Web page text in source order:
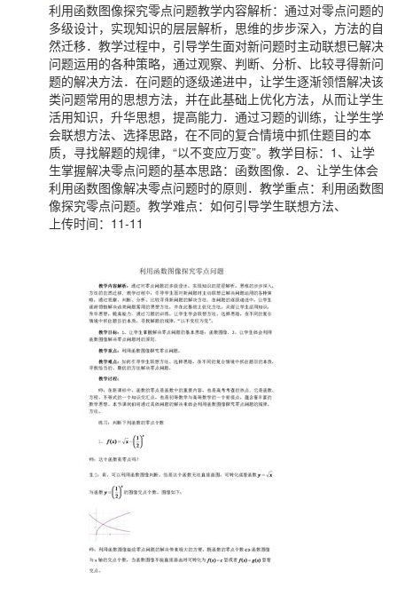
利用函数图像探究零点问题教学内容解析：通过对零点问题的
多级设计，实现知识的层层解析，思维的步步深入，方法的自
然迁移．教学过程中，引导学生面对新问题时主动联想已解决
问题运用的各种策略，通过观察、判断、分析、比较寻得新问
题的解决方法．在问题的逐级递进中，让学生逐渐领悟解决该
类问题常用的思想方法，并在此基础上优化方法，从而让学生
活用知识，升华思想，提高能力．通过习题的训练，让学生学
会联想方法、选择思路，在不同的复合情境中抓住题目的本
质，寻找解题的规律，“以不变应万变”。教学目标：1、让学
生掌握解决零点问题的基本思路：函数图像．2、让学生体会
利用函数图像解决零点问题时的原则．教学重点：利用函数图
像探究零点问题。教学难点：如何引导学生联想方法、
上传时间：11-11